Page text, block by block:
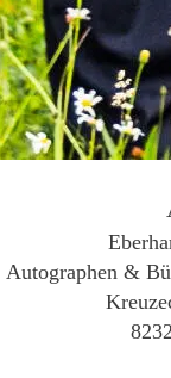
Autographen &